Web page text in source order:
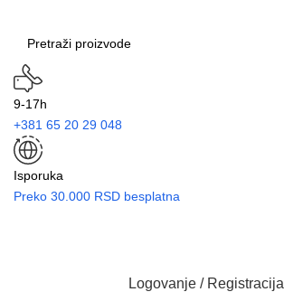
9-17h
+381 65 20 29 048
Isporuka
Preko 30.000 RSD besplatna
Logovanje / Registracija